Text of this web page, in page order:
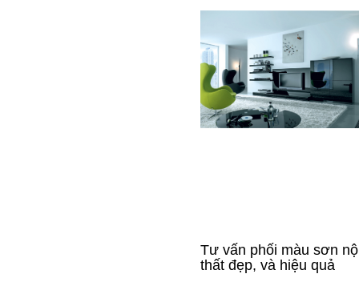
Ombre, cách phối màu sắc tinh
tế sao cho màu sắc chuyển
từ tông nhạt sang đậm, từ
sang tối hay ngược lại. Cùng
tìm hiểu phong các này qua
việc ...
Tư vấn phối màu sơn
thất đẹp, và hiệu quả